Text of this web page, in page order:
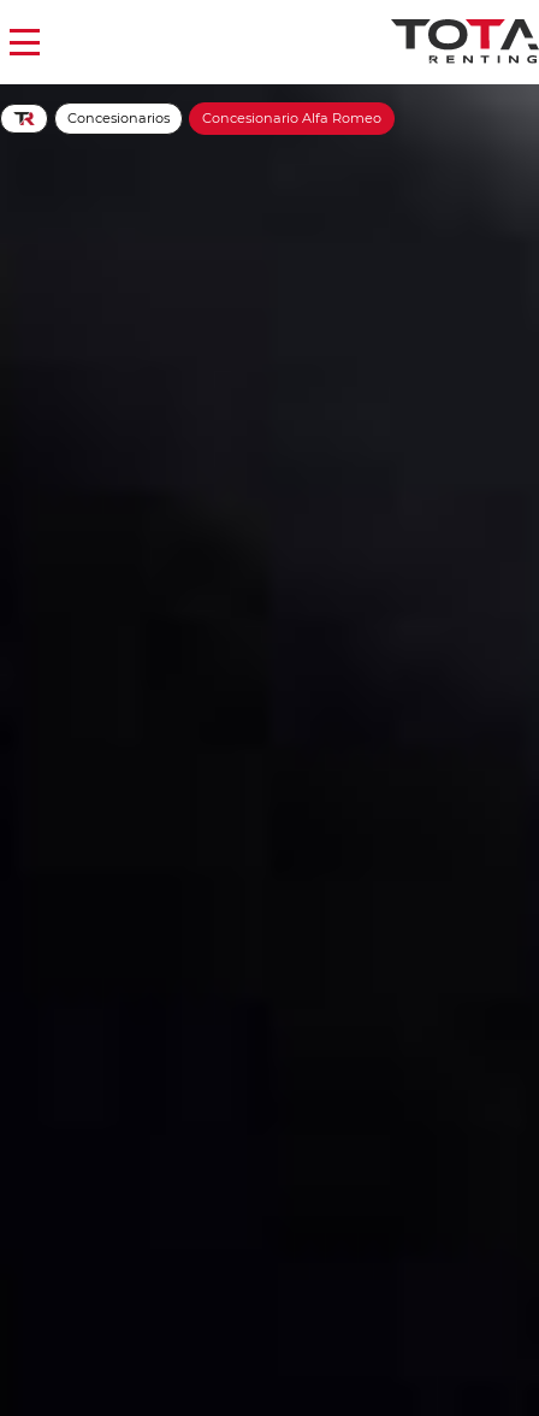
Concesionarios Concesionario Alfa Romeo